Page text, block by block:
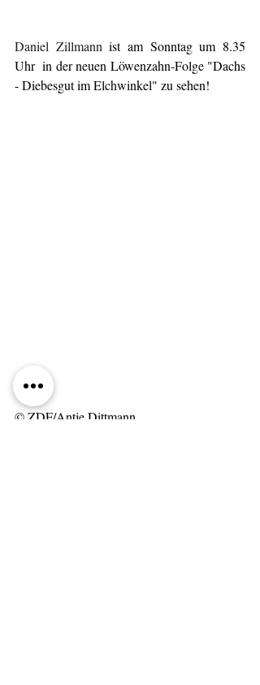
Daniel Zillmann ist am Sonntag um 8.35
Uhr  in der neuen Löwenzahn-Folge "Dachs
- Diebesgut im Elchwinkel" zu sehen!
© ZDF/Antje Dittmann